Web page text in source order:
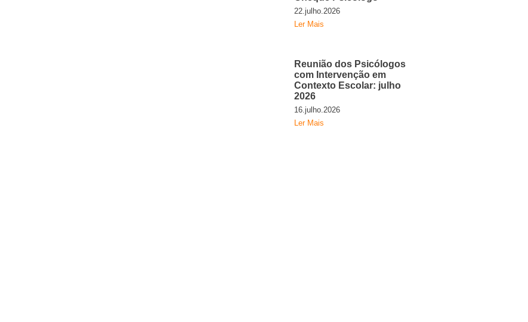
22.julho.2026
Ler Mais
Reunião dos Psicólogos
com Intervenção em
Contexto Escolar: julho
2026
16.julho.2026
Ler Mais